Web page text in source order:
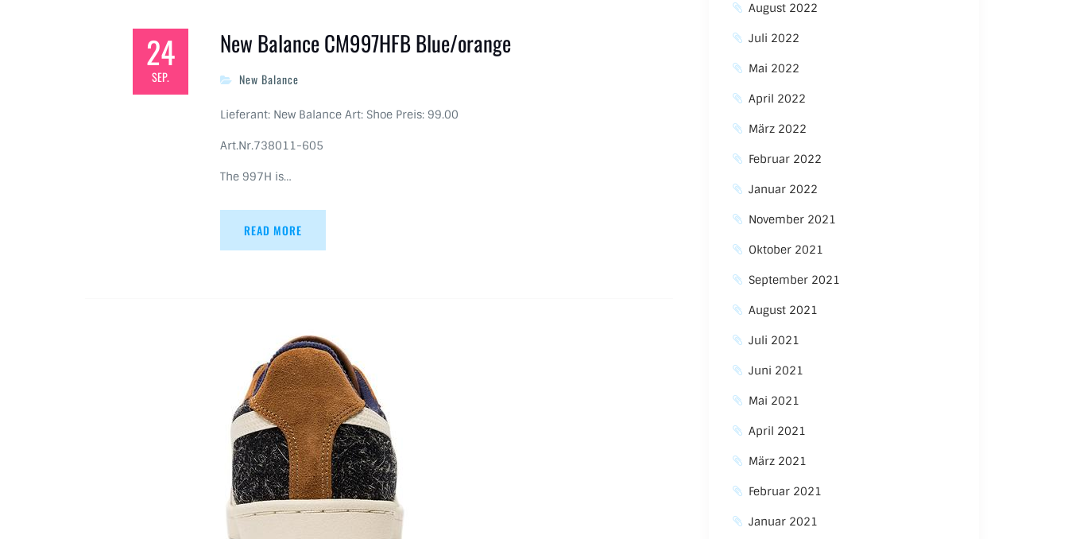
24
SEP.
New Balance CM997HFB Blue/orange
New Balance
Lieferant: New Balance Art: Shoe Preis: 99.00
Art.Nr.738011-605
The 997H is…
READ MORE
August 2022
Juli 2022
Mai 2022
April 2022
März 2022
Februar 2022
Januar 2022
November 2021
Oktober 2021
September 2021
August 2021
Juli 2021
Juni 2021
Mai 2021
April 2021
März 2021
Februar 2021
Januar 2021